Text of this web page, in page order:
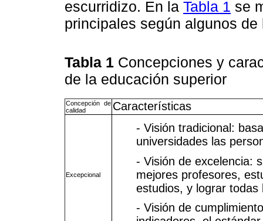
escurridizo. En la Tabla 1 se
principales según algunos
Tabla 1 Concepciones y
de la educación superior
Concepción de
calidad
Características
Excepcional
- Visión tradicional:
universidades las
- Visión de excelencia:
mejores profesores,
estudios, y lograr todas
- Visión de